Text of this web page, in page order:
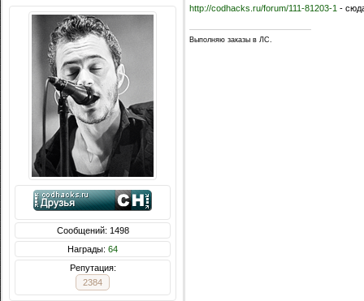
Сообщений: 1498
Награды: 64
Репутация:
2384
http://codhacks.ru/forum/111-81203-1 -
Выполняю заказы в ЛС.